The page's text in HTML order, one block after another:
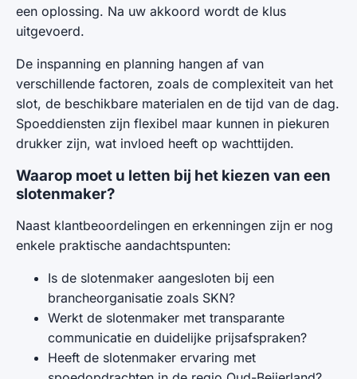
een oplossing. Na uw akkoord wordt de klus
uitgevoerd.
De inspanning en planning hangen af van
verschillende factoren, zoals de complexiteit van het
slot, de beschikbare materialen en de tijd van de dag.
Spoeddiensten zijn flexibel maar kunnen in piekuren
drukker zijn, wat invloed heeft op wachttijden.
Waarop moet u letten bij het kiezen van een
slotenmaker?
Naast klantbeoordelingen en erkenningen zijn er nog
enkele praktische aandachtspunten:
Is de slotenmaker aangesloten bij een
brancheorganisatie zoals SKN?
Werkt de slotenmaker met transparante
communicatie en duidelijke prijsafspraken?
Heeft de slotenmaker ervaring met